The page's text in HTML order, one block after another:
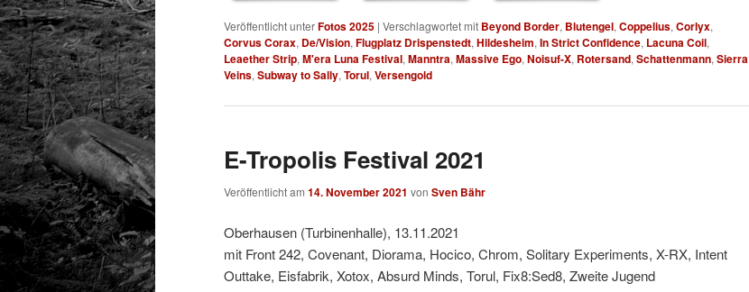
Veröffentlicht unterFotos 2025 | Verschlagwortet mit Beyond Border, Blutengel,Coppelius,Corlyx,
Corvus Corax, De/Vision,Flugplatz Drispenstedt,Hildesheim,In Strict Confidence, Lacuna Coil,
Leaether Strip,M'era Luna Festival,Manntra,Massive Ego,Noisuf-X, Rotersand,Schattenmann,Sierra
Veins,Subway to Sally,Torul,Versengold
E-Tropolis Festival 2021
Veröffentlicht am 14. November 2021 von Sven Bähr
Oberhausen (Turbinenhalle), 13.11.2021
mit Front 242, Covenant, Diorama, Hocico, Chrom, Solitary Experiments, X-RX, Intent
Outtake, Eisfabrik, Xotox, Absurd Minds, Torul, Fix8:Sed8, Zweite Jugend